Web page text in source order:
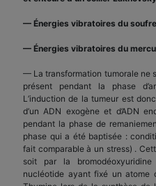
— Énergies vibratoires du
— Énergies vibratoires du
— La transformation tumorale ne
présent pendant la phase
L’induction de la tumeur est
d’un ADN exogène et d’ADN
pendant la phase de
phase qui a été baptisée :
fait comparable à un stress) .
soit par la
nucléotide ayant fixé un atome